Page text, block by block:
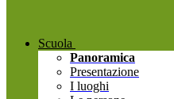
Scuola
Panoramica
Presentazione
I luoghi